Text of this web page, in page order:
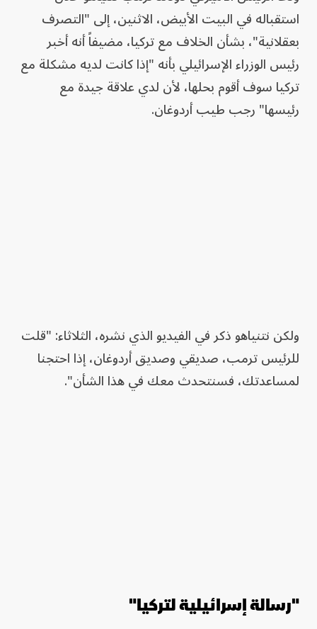
استقباله في البيت الأبيض، الاثنين، إلى "التصرف
بعقلانية"، بشأن الخلاف مع تركيا، مضيفاً أنه أخبر
رئيس الوزراء الإسرائيلي بأنه "إذا كانت لديه مشكلة مع
تركيا سوف أقوم بحلها، لأن لدي علاقة جيدة مع
رئيسها" رجب طيب أردوغان.
ولكن نتنياهو ذكر في الفيديو الذي نشره، الثلاثاء: "قلت
للرئيس ترمب، صديقي وصديق أردوغان، إذا احتجنا
لمساعدتك، فسنتحدث معك في هذا الشأن".
"رسالة إسرائيلية لتركيا"